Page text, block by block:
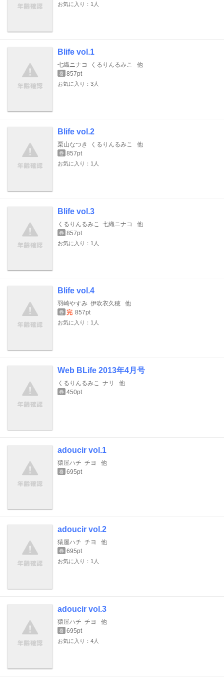
お気に入り：1人
Blife vol.1
七織ニナコ くるりんるみこ 他
巻 857pt
お気に入り：3人
Blife vol.2
栗山なつき くるりんるみこ 他
巻 857pt
お気に入り：1人
Blife vol.3
くるりんるみこ 七織ニナコ 他
巻 857pt
お気に入り：1人
Blife vol.4
羽崎やすみ 伊吹衣久穂 他
巻 完 857pt
お気に入り：1人
Web BLife 2013年4月号
くるりんるみこ ナリ 他
巻 450pt
adoucir vol.1
猿屋ハチ チヨ 他
巻 695pt
adoucir vol.2
猿屋ハチ チヨ 他
巻 695pt
お気に入り：1人
adoucir vol.3
猿屋ハチ チヨ 他
巻 695pt
お気に入り：4人